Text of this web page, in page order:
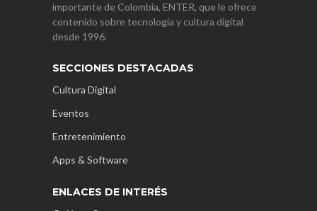
importante de Colombia, ENTER, que le ofrece
contenido sobre tecnología y cultura digital
desde 1996.
SECCIONES DESTACADAS
Cultura Digital
Eventos
Entretenimiento
Apps & Software
ENLACES DE INTERÉS